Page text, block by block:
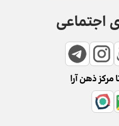
اجتماعی
مرکز ذهن آرا